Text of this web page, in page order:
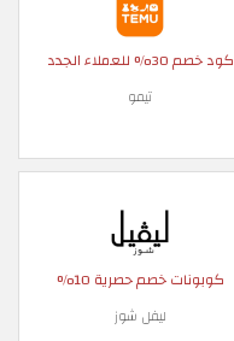
كود خصم 30% للعملاء الجدد
تيمو
كوبونات خصم حصرية 10%
ليفل شوز